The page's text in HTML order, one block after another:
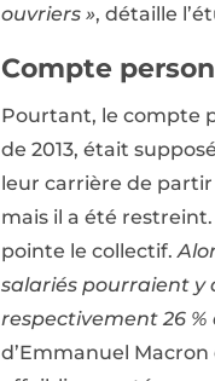
ouvriers », détaille
Compte
Pourtant, le compte
de 2013, était
leur carrière de
mais il a été
pointe le collectif.
salariés pourraient y
respectivement 26 %
d’Emmanuel